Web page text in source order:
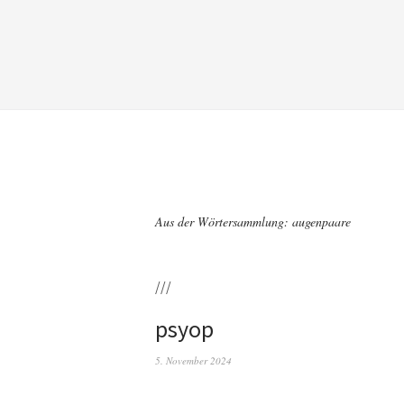
Aus der Wörtersammlung: augenpaare
///
psyop
5. November 2024